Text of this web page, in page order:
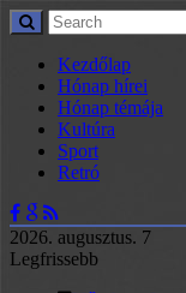
Kezdőlap
Hónap hírei
Hónap témája
Kultúra
Sport
Retró
2026. augusztus. 7
Legfrissebb